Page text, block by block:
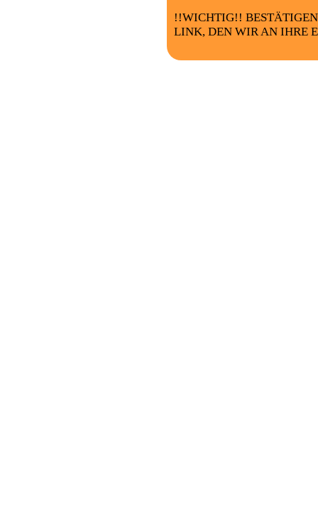
!!WICHTIG!!
LINK, DEN WIR AN IHRE